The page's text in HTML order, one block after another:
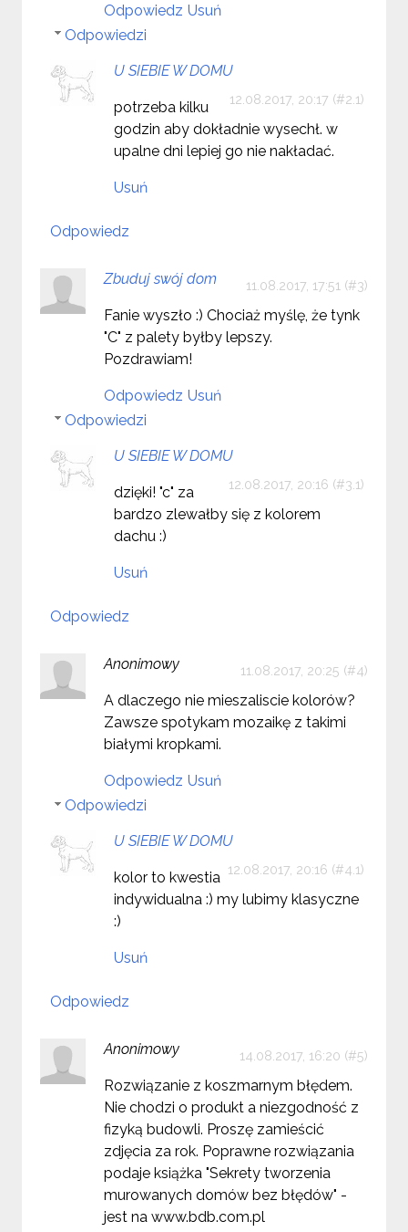
Odpowiedz Usuń
Odpowiedzi
U SIEBIE W DOMU
12.08.2017, 20:17
potrzeba kilku
godzin aby dokładnie wysechł. w
upalne dni lepiej go nie nakładać.
Usuń
Odpowiedz
Zbuduj swój dom 11.08.2017, 17:51
Fanie wyszło :) Chociaż myślę, że tynk
"C" z palety byłby lepszy.
Pozdrawiam!
Odpowiedz Usuń
Odpowiedzi
U SIEBIE W DOMU
12.08.2017, 20:16
dzięki! "c" za
bardzo zlewałby się z kolorem
dachu :)
Usuń
Odpowiedz
Anonimowy 11.08.2017, 20:25
A dlaczego nie mieszaliscie kolorów?
Zawsze spotykam mozaikę z takimi
białymi kropkami.
Odpowiedz Usuń
Odpowiedzi
U SIEBIE W DOMU
12.08.2017, 20:16
kolor to kwestia
indywidualna :) my lubimy klasyczne
:)
Usuń
Odpowiedz
Anonimowy 14.08.2017, 16:20
Rozwiązanie z koszmarnym błędem.
Nie chodzi o produkt a niezgodność z
fizyką budowli. Proszę zamieścić
zdjęcia za rok. Poprawne rozwiązania
podaje książka "Sekrety tworzenia
murowanych domów bez błędów" -
jest na www.bdb.com.pl